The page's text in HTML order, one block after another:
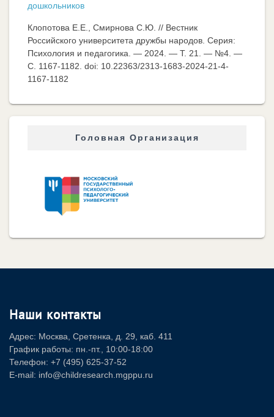
дошкольников
Клопотова Е.Е., Смирнова С.Ю. // Вестник
Российского университета дружбы народов. Серия:
Психология и педагогика. — 2024. — Т. 21. — №4. —
C. 1167-1182. doi: 10.22363/2313-1683-2024-21-4-
1167-1182
Головная Организация
Наши контакты
Адрес: Москва, Сретенка, д. 29, каб. 411
График работы: пн.-пт., 10:00-18:00
Телефон: +7 (495) 625-37-52
E-mail: info@childresearch.mgppu.ru